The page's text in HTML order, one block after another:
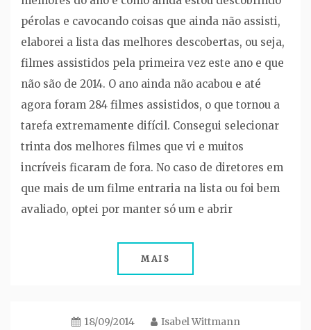
pérolas e cavocando coisas que ainda não assisti,
elaborei a lista das melhores descobertas, ou seja,
filmes assistidos pela primeira vez este ano e que
não são de 2014. O ano ainda não acabou e até
agora foram 284 filmes assistidos, o que tornou a
tarefa extremamente difícil. Consegui selecionar
trinta dos melhores filmes que vi e muitos
incríveis ficaram de fora. No caso de diretores em
que mais de um filme entraria na lista ou foi bem
avaliado, optei por manter só um e abrir
MAIS
18/09/2014 Isabel Wittmann